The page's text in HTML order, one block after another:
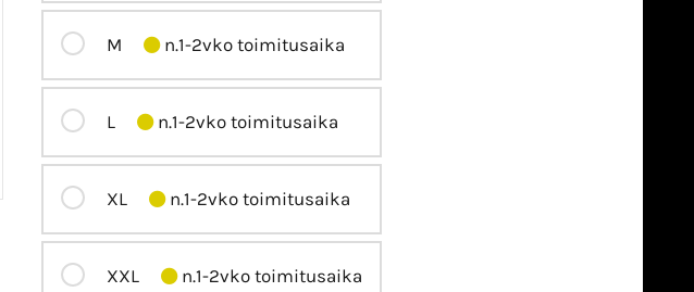
M n.1-2vko toimitusaika
L n.1-2vko toimitusaika
XL n.1-2vko toimitusaika
XXL n.1-2vko toimitusaika